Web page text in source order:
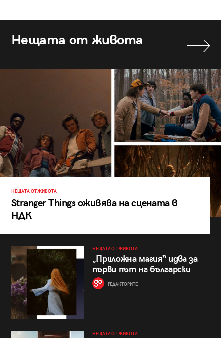
Нещата от живота
НЕЩАТА ОТ ЖИВОТА
Stranger Things оживява на сцената в
НДК
НЕЩАТА ОТ ЖИВОТА
„Приложна магия“ идва за
първи път на български
РЕДАКТОРИТЕ
НЕЩАТА ОТ ЖИВОТА